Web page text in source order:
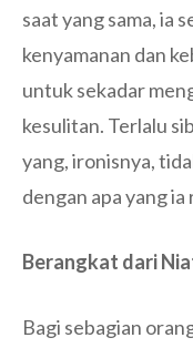
saat yang sama, ia
kenyamanan dan
untuk sekadar
kesulitan. Terlalu
yang, ironisnya,
dengan apa yang ia
Berangkat dari
Bagi sebagian